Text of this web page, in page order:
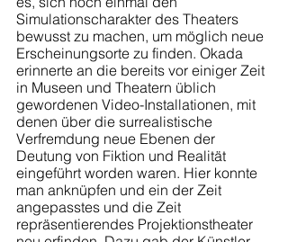
Simulationscharakter des Theaters
bewusst zu machen, um möglich neue
Erscheinungsorte zu finden. Okada
erinnerte an die bereits vor einiger Zeit
in Museen und Theatern üblich
gewordenen Video-Installationen, mit
denen über die surrealistische
Verfremdung neue Ebenen der
Deutung von Fiktion und Realität
eingeführt worden waren. Hier konnte
man anknüpfen und ein der Zeit
angepasstes und die Zeit
repräsentierendes Projektionstheater